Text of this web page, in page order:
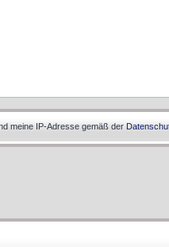
meine IP-Adresse gemäß der